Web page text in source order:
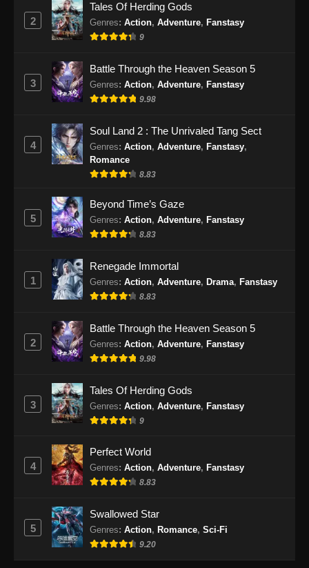
Subtitle Indonesia - September 23, 2024
Supreme God Emperor Episode 417
Eps 417 - Supreme God Emperor Episode 417
Subtitle Indonesia - September 27, 2024
Subtitle Indonesia
Subtitle Indonesia - September 30, 2024
Supreme God Emperor Episode 419
Subtitle Indonesia
Eps 419 - Supreme God Emperor Episode 419
Supreme God Emperor Episode 420
Subtitle Indonesia
Subtitle Indonesia - Oktober 7, 2024
Supreme God Emperor Episode 421
Eps 421 - Supreme God Emperor Episode 421
Subtitle Indonesia - Oktober 11, 2024
Subtitle Indonesia
Eps 422 - Supreme God Emperor Episode 422
Subtitle Indonesia
2
Tales Of Herding Gods
Genres: Action, Adventure, Fanstasy
9
3
Battle Through the Heaven Season 5
Genres: Action, Adventure, Fanstasy
9.98
4
Soul Land 2 : The Unrivaled Tang Sect
Genres: Action, Adventure, Fanstasy,
Romance
8.83
5
Beyond Time’s Gaze
Genres: Action, Adventure, Fanstasy
8.83
1
Renegade Immortal
Genres: Action, Adventure, Drama, Fanstasy
8.83
2
Battle Through the Heaven Season 5
Genres: Action, Adventure, Fanstasy
9.98
3
Tales Of Herding Gods
Genres: Action, Adventure, Fanstasy
9
4
Perfect World
Genres: Action, Adventure, Fanstasy
8.83
5
Swallowed Star
Genres: Action, Romance, Sci-Fi
9.20